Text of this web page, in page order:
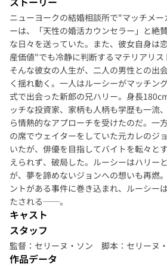
ニューヨークの結婚相談所で"マッチメ
ーは、「天性の婚活カウンセラー」と絶
な日々を送っていた。また、彼女自身は
産価値"でも冷静に判断するマテリアリス
そんな彼女の人生が、二人の男性との出
く揺れ動く。一人はルーシーがマッチン
式で出会った新郎の兄ハリー。身長
ッチな投資家、家柄も人柄も学歴も一流
ら情熱的なアプローチを受けたのだ。一
の席でウェイターをしていた元カレのジ
いたが、俳優を目指してバイトを転々と
えられず、破局した。ルーシーはハリー
が、夢を諦めないジョンへの想いも再燃
ントがある事件に巻き込まれ、ルーシー
たされる──。
キャスト
スタッフ
監督：セリーヌ・ソン 脚本：セリーヌ
作品データ